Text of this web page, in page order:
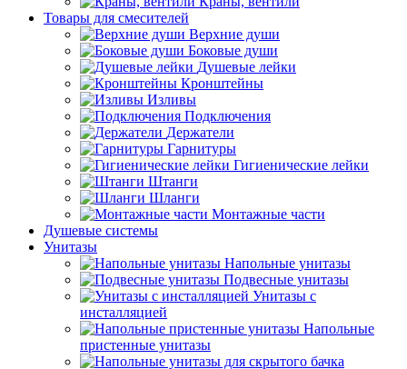
Товары для смесителей
Верхние души
Боковые души
Душевые лейки
Кронштейны
Изливы
Подключения
Держатели
Гарнитуры
Гигиенические лейки
Штанги
Шланги
Монтажные части
Душевые системы
Унитазы
Напольные унитазы
Подвесные унитазы
Унитазы с
инсталляцией
Напольные
пристенные унитазы